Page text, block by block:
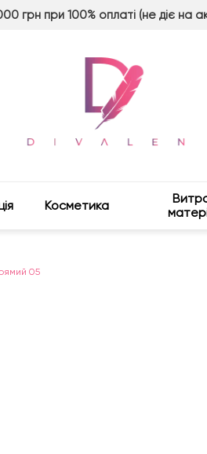
грн при 100% оплаті (не діє на
Косметика
05